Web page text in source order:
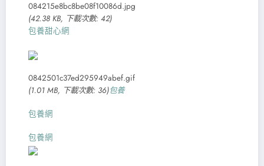
084215e8bc8be08f10086d.jpg
(42.38 KB, 下載次數: 42)
包養甜心網
0842501c37ed295949abef.gif
(1.01 MB, 下載次數: 36)包養
包養網
包養網